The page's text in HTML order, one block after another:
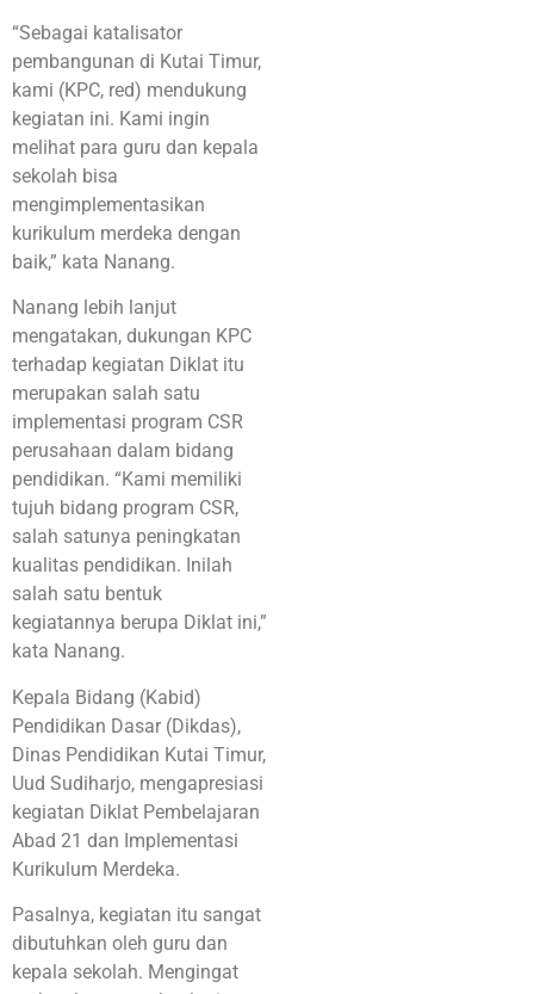
“Sebagai katalisator
pembangunan di Kutai Timur,
kami (KPC, red) mendukung
kegiatan ini. Kami ingin
melihat para guru dan kepala
sekolah bisa
mengimplementasikan
kurikulum merdeka dengan
baik,” kata Nanang.
Nanang lebih lanjut
mengatakan, dukungan KPC
terhadap kegiatan Diklat itu
merupakan salah satu
implementasi program CSR
perusahaan dalam bidang
pendidikan. “Kami memiliki
tujuh bidang program CSR,
salah satunya peningkatan
kualitas pendidikan. Inilah
salah satu bentuk
kegiatannya berupa Diklat ini,”
kata Nanang.
Kepala Bidang (Kabid)
Pendidikan Dasar (Dikdas),
Dinas Pendidikan Kutai Timur,
Uud Sudiharjo, mengapresiasi
kegiatan Diklat Pembelajaran
Abad 21 dan Implementasi
Kurikulum Merdeka.
Pasalnya, kegiatan itu sangat
dibutuhkan oleh guru dan
kepala sekolah. Mengingat